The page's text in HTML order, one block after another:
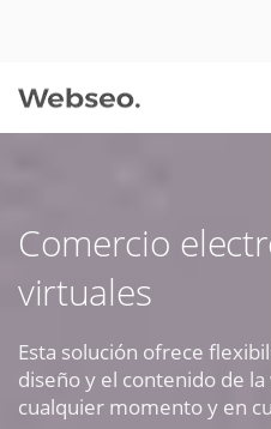
Comercio
virtuales
Esta solución ofrece
diseño y el contenido de
cualquier momento y en
09:30 AM A